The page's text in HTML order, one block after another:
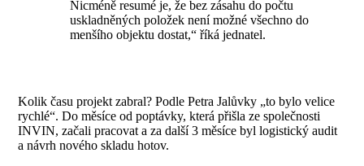
Nicméně resumé je, že bez zásahu do počtu
uskladněných položek není možné všechno do
menšího objektu dostat,“ říká jednatel.
Kolik času projekt zabral? Podle Petra Jalůvky „to bylo velice
rychlé“. Do měsíce od poptávky, která přišla ze společnosti
INVIN, začali pracovat a za další 3 měsíce byl logistický audit
a návrh nového skladu hotov.